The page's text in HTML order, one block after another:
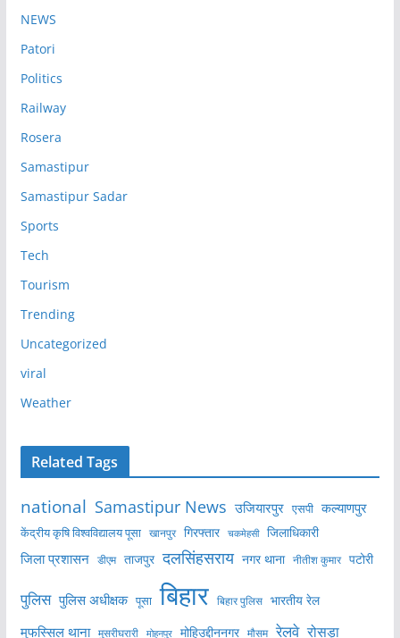
NEWS
Patori
Politics
Railway
Rosera
Samastipur
Samastipur Sadar
Sports
Tech
Tourism
Trending
Uncategorized
viral
Weather
Related Tags
national Samastipur News उजियारपुर एसपी कल्याणपुर
केंद्रीय कृषि विश्वविद्यालय पूसा खानपुर गिरफ्तार चकमेहसी जिलाधिकारी
जिला प्रशासन डीएम ताजपुर दलसिंहसराय नगर थाना नीतीश कुमार पटोरी
पुलिस पुलिस अधीक्षक पूसा बिहार बिहार पुलिस भारतीय रेल
मुफस्सिल थाना मुसरीघरारी मोहनपुर मोहिउद्दीननगर मौसम रेलवे रोसड़ा